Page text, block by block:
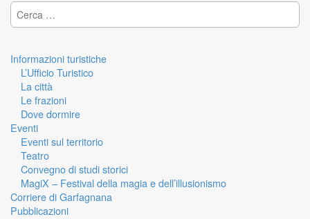
Ricerca per:
Informazioni turistiche
L’Ufficio Turistico
La città
Le frazioni
Dove dormire
Eventi
Eventi sul territorio
Teatro
Convegno di studi storici
MagiX – Festival della magia e dell’illusionismo
Corriere di Garfagnana
Pubblicazioni